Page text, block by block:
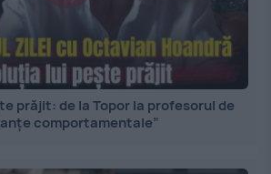
prăjit: de la Topor la profesorul de
comportamentale”